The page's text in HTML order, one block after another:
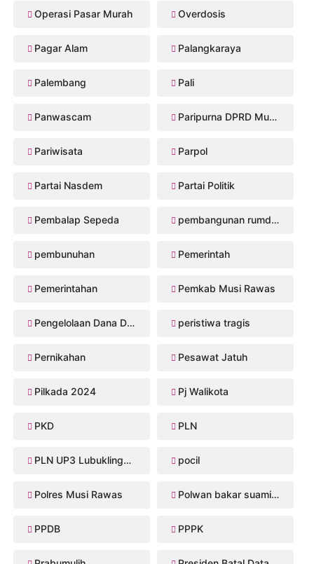
Operasi Pasar Murah Overdosis
Pagar Alam Palangkaraya
Palembang Pali
Panwascam Paripurna DPRD Musi Rawas
Pariwisata Parpol
Partai Nasdem Partai Politik
Pembalap Sepeda pembangunan rumdis Musi Rawas
pembunuhan Pemerintah
Pemerintahan Pemkab Musi Rawas
Pengelolaan Dana Desa peristiwa tragis
Pernikahan Pesawat Jatuh
Pilkada 2024 Pj Walikota
PKD PLN
PLN UP3 Lubuklinggau pocil
Polres Musi Rawas Polwan bakar suaminya
PPDB PPPK